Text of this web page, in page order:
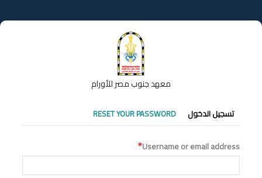
إلى
المحتوى
معهد جنوب مصر للأورام
التبويبات
الأساسية
تسجيل الدخول RESET YOUR PASSWORD
Username or email address